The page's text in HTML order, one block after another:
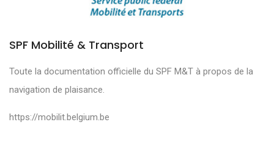
SPF Mobilité & Transport
Toute la documentation officielle du SPF M&T à propos de la
navigation de plaisance.
https://mobilit.belgium.be